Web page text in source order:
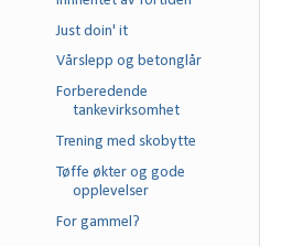
Just doin' it
Vårslepp og betonglår
Forberedende
tankevirksomhet
Trening med skobytte
Tøffe økter og gode
opplevelser
For gammel?